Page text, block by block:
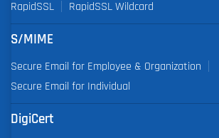
RapidSSL RapidSSL Wildcard
S/MIME
Secure Email for Employee & Organization
Secure Email for Individual
DigiCert